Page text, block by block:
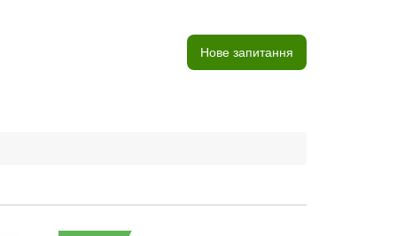
Нове запитання